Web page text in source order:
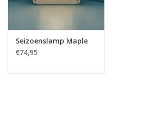
Seizoenslamp Maple
€74,95